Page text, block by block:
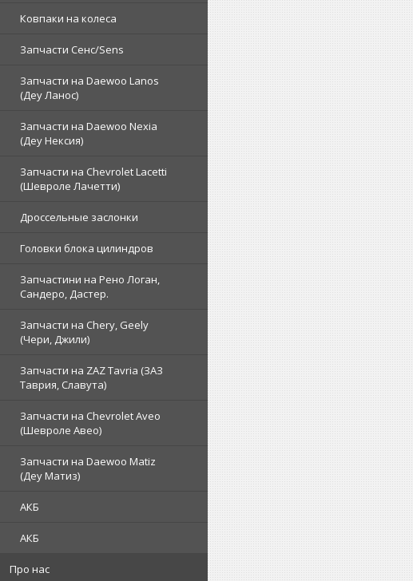
Ковпаки на колеса
Запчасти Сенс/Sens
Запчасти на Daewoo Lanos
(Деу Ланос)
Запчасти на Daewoo Nexia
(Деу Нексия)
Запчасти на Chevrolet Lacetti
(Шевроле Лачетти)
Дроссельные заслонки
Головки блока цилиндров
Запчастини на Рено Логан,
Сандеро, Дастер.
Запчасти на Chery, Geely
(Чери, Джили)
Запчасти на ZAZ Tavria (ЗАЗ
Таврия, Славута)
Запчасти на Chevrolet Aveo
(Шевроле Авео)
Запчасти на Daewoo Matiz
(Деу Матиз)
АКБ
АКБ
Про нас